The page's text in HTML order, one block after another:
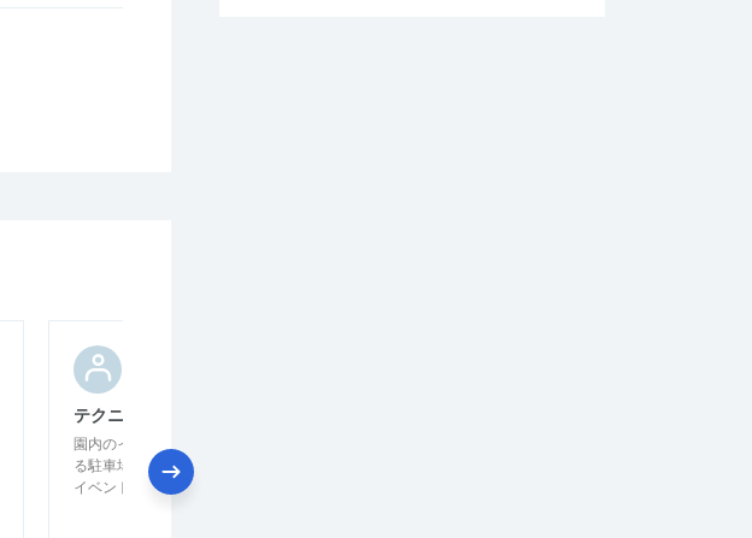
テクニカルなコース
園内のイベントの中、車の出入りが往来す
る駐車場の中、なかなかなコースでした。
イベントで遊びに来ている来場者や車を…